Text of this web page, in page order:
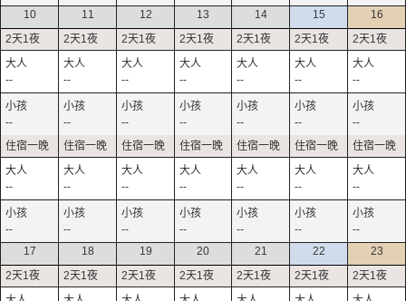
10
--
--
--
--
11
--
--
--
--
12
--
--
--
--
13
--
--
--
--
14
--
--
--
--
15
--
--
--
--
16
--
--
--
--
17
18 19 20 21 22 23